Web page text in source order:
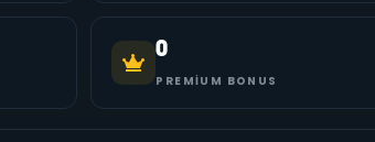
0
PREMIUM BONUS